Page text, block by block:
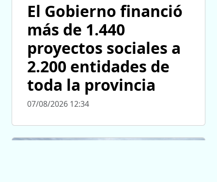
El Gobierno financió
más de 1.440
proyectos sociales a
2.200 entidades de
toda la provincia
07/08/2026 12:34